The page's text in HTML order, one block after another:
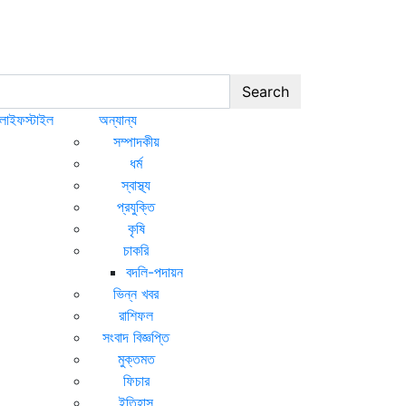
Search
অন্যান্য
সম্পাদকীয়
ধর্ম
স্বাস্থ্য
প্রযুক্তি
কৃষি
চাকরি
বদলি-পদায়ন
ভিন্ন খবর
রাশিফল
সংবাদ বিজ্ঞপ্তি
মুক্তমত
ফিচার
ইতিহাস